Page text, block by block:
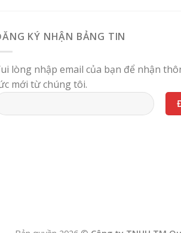
KÝ NHẬN BẢNG TIN
lòng nhập email của bạn để nhận
mới từ chúng tôi.